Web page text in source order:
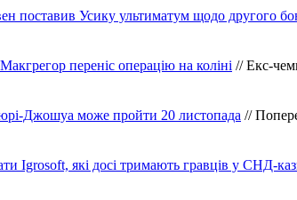
поставив Усику ультиматум щодо другого
переніс операцію на коліні // Екс-
Джошуа може пройти 20 листопада //
Igrosoft, які досі тримають гравців у СНД-